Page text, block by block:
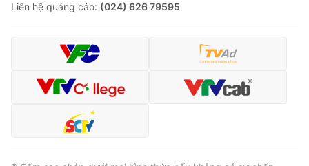
Photo Infographic
Shorts video
VTV Money VTV Thể thao
VTV Sức khoẻ
Liên hệ quảng cáo: (024) 626 79595